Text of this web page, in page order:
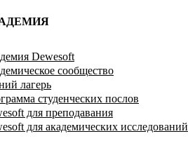
Dewesoft
сообщество
лагерь
студенческих послов
для преподавания
для академических исследований